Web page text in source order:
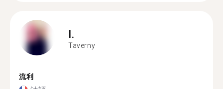
I.
Taverny
流利